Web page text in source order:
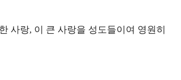
사랑, 이 큰 사랑을 성도들이여 영원히